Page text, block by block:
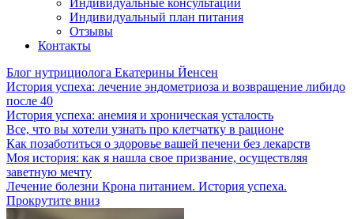
Индивидуальные консультации
Индивидуальный план питания
Отзывы
Контакты
Блог нутрициолога Екатерины Йенсен
История успеха: лечение эндометриоза и возвращение либидо
после 40
История успеха: анемия и хроническая усталость
Все, что вы хотели узнать про клетчатку в рационе
Как позаботиться о здоровье вашей печени без лекарств
Моя история: как я нашла свое призвание, осуществляя
заветную мечту
Лечение болезни Крона питанием. История успеха.
Прокрутите вниз